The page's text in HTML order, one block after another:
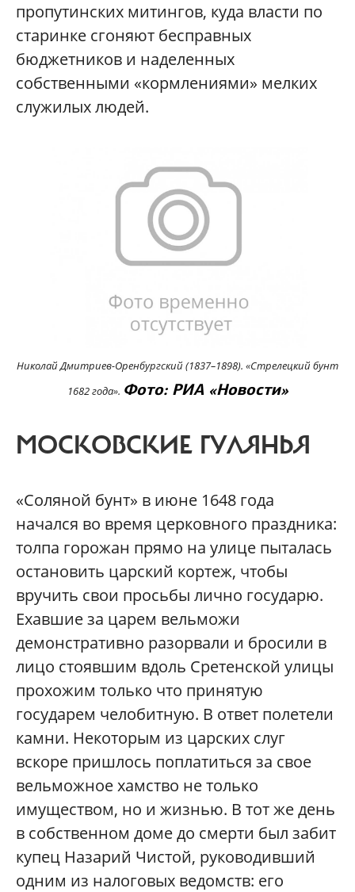
пропутинских митингов, куда власти по
старинке сгоняют бесправных
бюджетников и наделенных
собственными «кормлениями» мелких
служилых людей.
Николай Дмитриев-Оренбургский (1837–1898). «Стрелецкий бунт
1682 года». Фото: РИА «Новости»
МОСКОВСКИЕ ГУЛЯНЬЯ
«Соляной бунт» в июне 1648 года
начался во время церковного праздника:
толпа горожан прямо на улице пыталась
остановить царский кортеж, чтобы
вручить свои просьбы лично государю.
Ехавшие за царем вельможи
демонстративно разорвали и бросили в
лицо стоявшим вдоль Сретенской улицы
прохожим только что принятую
государем челобитную. В ответ полетели
камни. Некоторым из царских слуг
вскоре пришлось поплатиться за свое
вельможное хамство не только
имуществом, но и жизнью. В тот же день
в собственном доме до смерти был забит
купец Назарий Чистой, руководивший
одним из налоговых ведомств: его